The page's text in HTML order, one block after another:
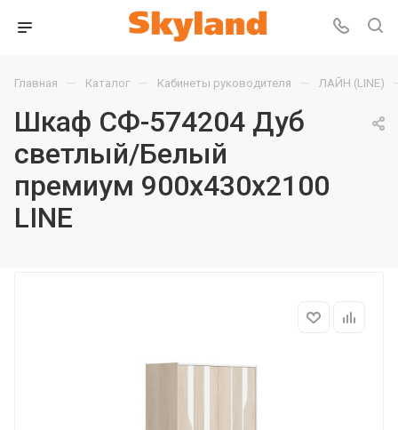
Главная — Каталог — Кабинеты руководителя — ЛАЙН (LINE)
Шкаф СФ-574204 Дуб
светлый/Белый
премиум 900х430х2100
LINE